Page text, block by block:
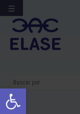
Abrir a
Ir
para
conteúdo
☰